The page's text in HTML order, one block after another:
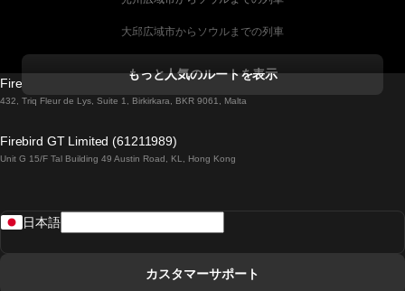
大邱広域市からソウルまでの列車
ダブリンからゴールウェイまでの列車
ローマからナポリまでの列車
もっと人気のルートを表示
Firebird GT Limited (OC 1451)
432, Triq Fleur de Lys, Suite 1, Birkirkara, BKR 9061, Malta
Firebird GT Limited (61211989)
Unit G 15/F Tal Building 49 Austin Road, KL, Hong Kong
日本語
カスタマーサポート